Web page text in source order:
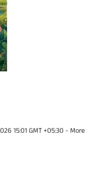
15:01 GMT +05:30 -More